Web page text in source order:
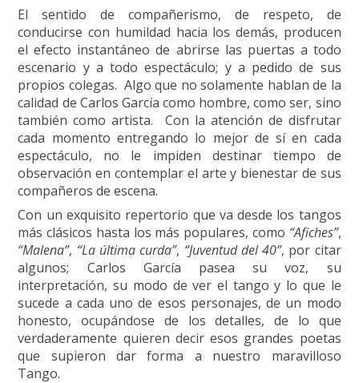
El sentido de compañerismo, de respeto, de
conducirse con humildad hacia los demás, producen
el efecto instantáneo de abrirse las puertas a todo
escenario y a todo espectáculo; y a pedido de sus
propios colegas. Algo que no solamente hablan de la
calidad de Carlos García como hombre, como ser, sino
también como artista. Con la atención de disfrutar
cada momento entregando lo mejor de sí en cada
espectáculo, no le impiden destinar tiempo de
observación en contemplar el arte y bienestar de sus
compañeros de escena.
Con un exquisito repertorio que va desde los tangos
más clásicos hasta los más populares, como “Afiches”,
“Malena”, “La última curda”, “Juventud del 40”, por citar
algunos; Carlos García pasea su voz, su
interpretación, su modo de ver el tango y lo que le
sucede a cada uno de esos personajes, de un modo
honesto, ocupándose de los detalles, de lo que
verdaderamente quieren decir esos grandes poetas
que supieron dar forma a nuestro maravilloso
Tango.